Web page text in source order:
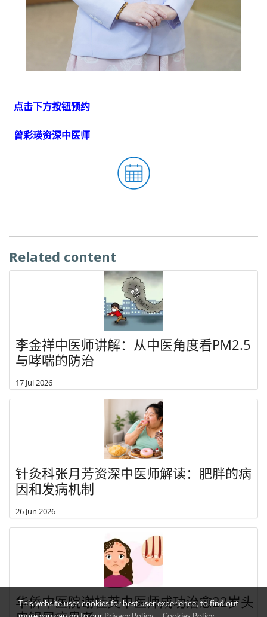
点击下方按钮预约
曾彩瑛资深中医师
Related content
李金祥中医师讲解：从中医角度看PM2.5
与哮喘的防治
17 Jul 2026
针灸科张月芳资深中医师解读：肥胖的病
因和发病机制
26 Jun 2026
华侨中医院谢桂英中医师成功治愈22岁头
This website uses cookies for best user experience, to find out